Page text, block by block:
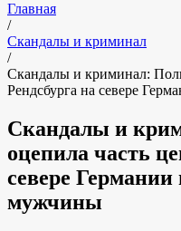
Главная
/
Скандалы и криминал
/
Скандалы и криминал:
Рендсбурга на севере
Скандалы и
оцепила часть
севере Германии
мужчины